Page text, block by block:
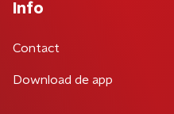
Info
Contact
Download de app